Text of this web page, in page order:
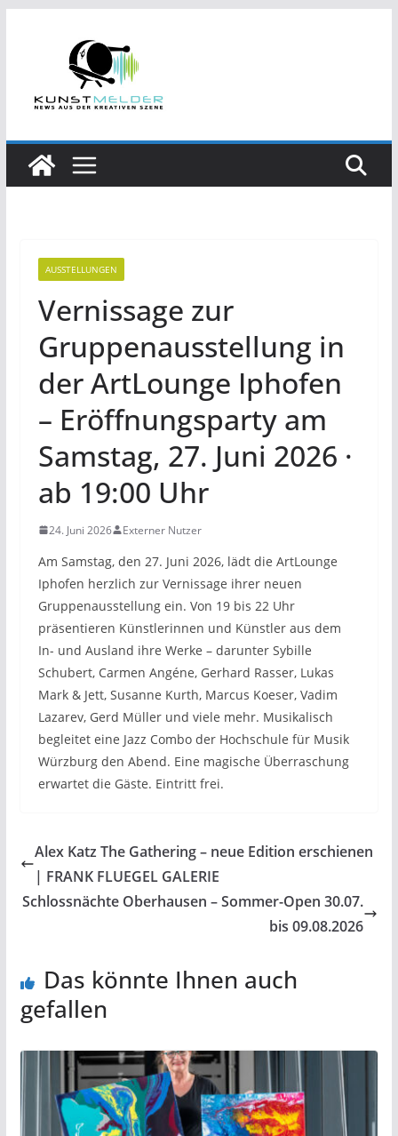
AUSSTELLUNGEN
Vernissage zur
Gruppenausstellung in
der ArtLounge Iphofen
– Eröffnungsparty am
Samstag, 27. Juni 2026 ·
ab 19:00 Uhr
24. Juni 2026 Externer Nutzer
Am Samstag, den 27. Juni 2026, lädt die ArtLounge
Iphofen herzlich zur Vernissage ihrer neuen
Gruppenausstellung ein. Von 19 bis 22 Uhr
präsentieren Künstlerinnen und Künstler aus dem
In- und Ausland ihre Werke – darunter Sybille
Schubert, Carmen Angéne, Gerhard Rasser, Lukas
Mark & Jett, Susanne Kurth, Marcus Koeser, Vadim
Lazarev, Gerd Müller und viele mehr. Musikalisch
begleitet eine Jazz Combo der Hochschule für Musik
Würzburg den Abend. Eine magische Überraschung
erwartet die Gäste. Eintritt frei.
Alex Katz The Gathering – neue Edition erschienen
| FRANK FLUEGEL GALERIE
Schlossnächte Oberhausen – Sommer-Open 30.07.
bis 09.08.2026
Das könnte Ihnen auch
gefallen